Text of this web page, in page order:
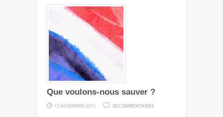
Que voulons-nous sauver ?
15 NOVEMBRE 2015 48 COMMENTAIRES